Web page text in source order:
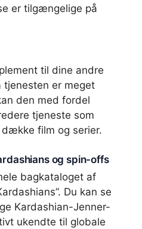
er tilgængelige på
til dine andre
tjenesten er meget
den med fordel
tjeneste som
film og serier.
og spin-offs
bagkataloget af
Du kan se
Kardashian-Jenner-
ukendte til globale